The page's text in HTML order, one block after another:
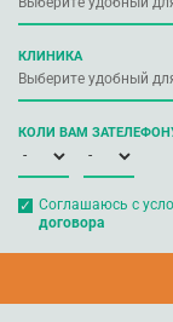
КЛИНИКА
КОЛИ ВАМ
Соглашаюсь с
договора